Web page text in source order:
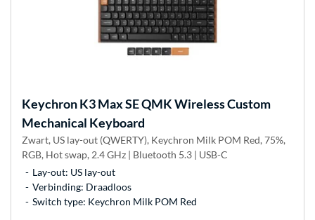
KeychronK3 Max SE QMK Wireless Custom
Mechanical Keyboard
Zwart, US lay-out (QWERTY), Keychron Milk POM Red, 75%,
RGB, Hot swap, 2.4 GHz | Bluetooth 5.3 | USB-C
Lay-out: US lay-out
Verbinding: Draadloos
Switch type: Keychron Milk POM Red